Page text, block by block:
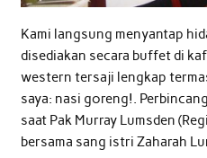
Kami langsung menyantap
disediakan secara buffet di
western tersaji lengkap
saya: nasi goreng!.
saat Pak Murray Lumsden
bersama sang istri Zaharah